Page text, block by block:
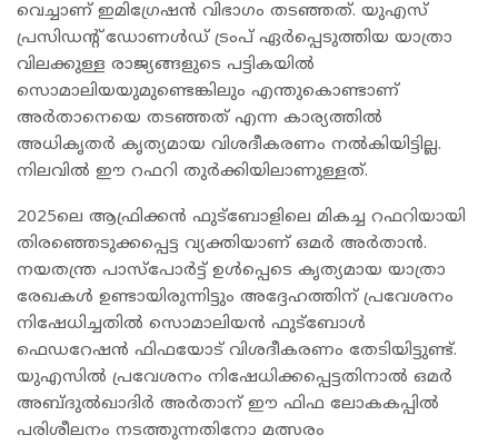
വെച്ചാണ് ഇമിഗ്രേഷൻ വിഭാഗം തടഞ്ഞത്. യുഎസ്
പ്രസിഡന്റ് ഡോണൾഡ് ട്രംപ് ഏർപ്പെടുത്തിയ യാത്രാ
വിലക്കുള്ള രാജ്യങ്ങളുടെ പട്ടികയിൽ
സൊമാലിയയുമുണ്ടെങ്കിലും എന്തുകൊണ്ടാണ്
അർതാനെയെ തടഞ്ഞത് എന്ന കാര്യത്തിൽ
അധികൃതർ കൃത്യമായ വിശദീകരണം നൽകിയിട്ടില്ല.
നിലവിൽ ഈ റഫറി തുർക്കിയിലാണുള്ളത്.
2025ലെ ആഫ്രിക്കൻ ഫുട്ബോളിലെ മികച്ച റഫറിയായി
തിരഞ്ഞെടുക്കപ്പെട്ട വ്യക്തിയാണ് ഒമർ അർതാൻ.
നയതന്ത്ര പാസ്‌പോർട്ട് ഉൾപ്പെടെ കൃത്യമായ യാത്രാ
രേഖകൾ ഉണ്ടായിരുന്നിട്ടും അദ്ദേഹത്തിന് പ്രവേശനം
നിഷേധിച്ചതിൽ സൊമാലിയൻ ഫുട്ബോൾ
ഫെഡറേഷൻ ഫിഫയോട് വിശദീകരണം തേടിയിട്ടുണ്ട്.
യുഎസിൽ പ്രവേശനം നിഷേധിക്കപ്പെട്ടതിനാൽ ഒമർ
അബ്ദുൽഖാദിർ അർതാന് ഈ ഫിഫ ലോകകപ്പിൽ
പരിശീലനം നടത്തുന്നതിനോ മത്സരം